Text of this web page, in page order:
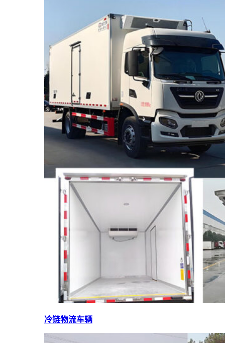
冷链物流车辆